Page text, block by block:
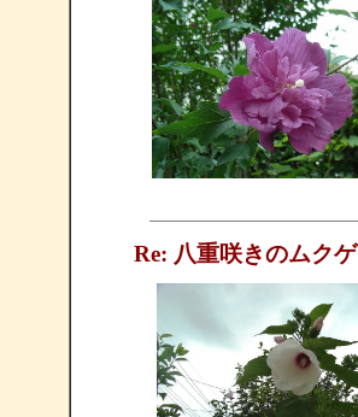
Re: 八重咲きのムクゲ